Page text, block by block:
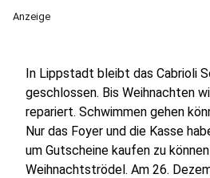
Anzeige
In Lippstadt bleibt das Cabrioli
geschlossen. Bis Weihnachten
repariert. Schwimmen gehen
Nur das Foyer und die Kasse
um Gutscheine kaufen zu
Weihnachtströdel. Am 26.